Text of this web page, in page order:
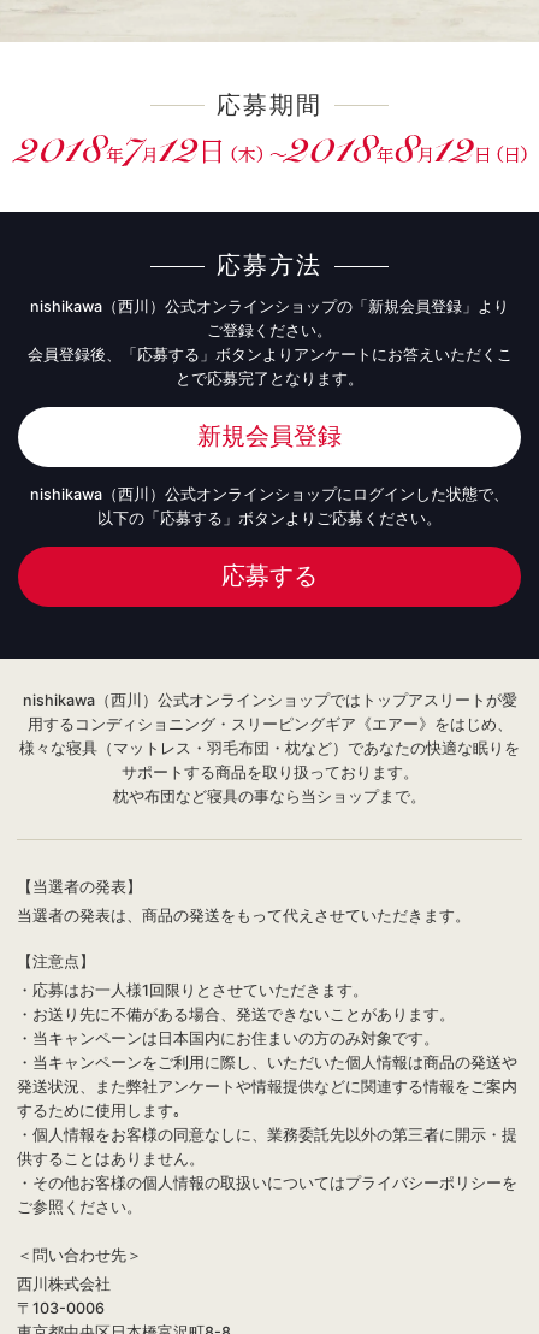
応募期間
応募方法
nishikawa（西川）公式オンラインショップの「新規会員登録」より
ご登録ください。
会員登録後、「応募する」ボタンよりアンケートにお答えいただくこ
とで応募完了となります。
新規会員登録
nishikawa（西川）公式オンラインショップにログインした状態で、
以下の「応募する」ボタンよりご応募ください。
応募する
nishikawa（西川）公式オンラインショップではトップアスリートが愛
用するコンディショニング・スリーピングギア《エアー》をはじめ、
様々な寝具（マットレス・羽毛布団・枕など）であなたの快適な眠りを
サポートする商品を取り扱っております。
枕や布団など寝具の事なら当ショップまで。
【当選者の発表】
当選者の発表は、商品の発送をもって代えさせていただきます。
【注意点】
・応募はお一人様1回限りとさせていただきます。
・お送り先に不備がある場合、発送できないことがあります。
・当キャンペーンは日本国内にお住まいの方のみ対象です。
・当キャンペーンをご利用に際し、いただいた個人情報は商品の発送や
発送状況、また弊社アンケートや情報提供などに関連する情報をご案内
するために使用します｡
・個人情報をお客様の同意なしに、業務委託先以外の第三者に開示・提
供することはありません。
・その他お客様の個人情報の取扱いについてはプライバシーポリシーを
ご参照ください。
＜問い合わせ先＞
西川株式会社
〒103-0006